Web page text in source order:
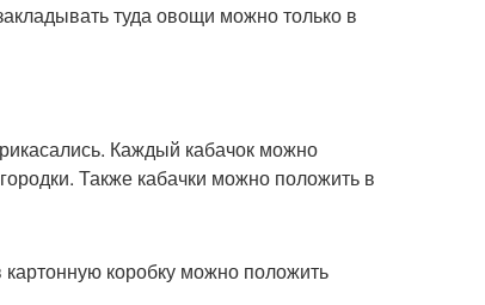
туда овощи можно только в
Каждый кабачок можно
Также кабачки можно положить в
коробку можно положить